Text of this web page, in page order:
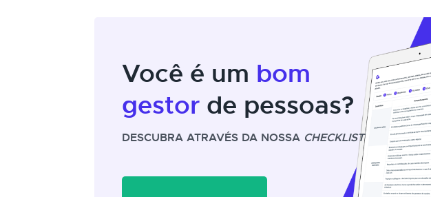
Você é um bom
gestor de pessoas?
DESCUBRA ATRAVÉS DA NOSSA CHECKLIST